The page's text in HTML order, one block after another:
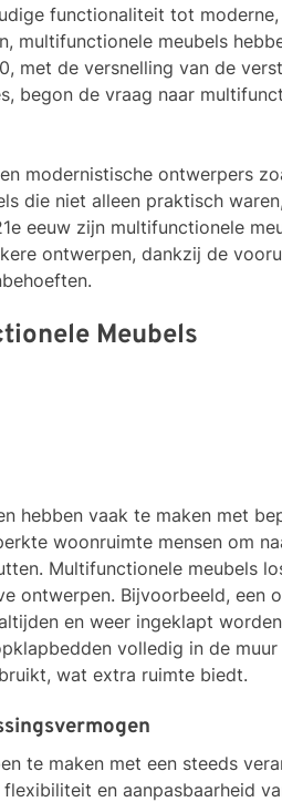
functionaliteit tot
multifunctionele meubels
met de versnelling van de
begon de vraag naar
modernistische ontwerpers
die niet alleen praktisch
eeuw zijn multifunctionele
ontwerpen, dankzij de
Meubels
hebben vaak te maken met
woonruimte mensen om
Multifunctionele meubels
ontwerpen. Bijvoorbeeld, een
en weer ingeklapt
volledig in de
wat extra ruimte biedt.
te maken met een steeds
en aanpasbaarheid